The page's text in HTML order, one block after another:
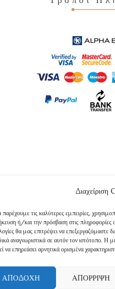
παρέχουμε τις καλύτερες εμπειρίες,
ή/και την πρόσβαση στις πληροφορίες
θα μας επιτρέψει να
αναγνωριστικά σε αυτόν τον ιστότοπο. Η
να επηρεάσει αρνητικά ορισμένα
ΑΠΟΔΟΧΉ ΑΠΌΡΡΙΨΗ